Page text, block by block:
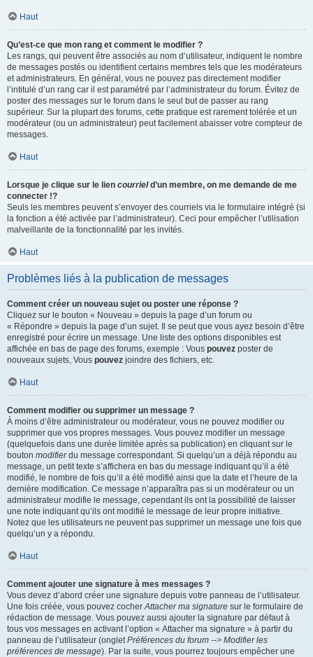
Haut
Qu’est-ce que mon rang et comment le modifier ?
Les rangs, qui peuvent être associés au nom d’utilisateur, indiquent le nombre
de messages postés ou identifient certains membres tels que les modérateurs
et administrateurs. En général, vous ne pouvez pas directement modifier
l’intitulé d’un rang car il est paramétré par l’administrateur du forum. Évitez de
poster des messages sur le forum dans le seul but de passer au rang
supérieur. Sur la plupart des forums, cette pratique est rarement tolérée et un
modérateur (ou un administrateur) peut facilement abaisser votre compteur de
messages.
Haut
Lorsque je clique sur le lien courrield’un membre, on me demande de me
connecter !?
Seuls les membres peuvent s’envoyer des courriels via le formulaire intégré (si
la fonction a été activée par l’administrateur). Ceci pour empêcher l’utilisation
malveillante de la fonctionnalité par les invités.
Haut
Problèmes liés à la publication de messages
Comment créer un nouveau sujet ou poster une réponse ?
Cliquez sur le bouton « Nouveau » depuis la page d’un forum ou
« Répondre » depuis la page d’un sujet. Il se peut que vous ayez besoin d’être
enregistré pour écrire un message. Une liste des options disponibles est
affichée en bas de page des forums, exemple : Vous pouvez poster de
nouveaux sujets, Vous pouvez joindre des fichiers, etc.
Haut
Comment modifier ou supprimer un message ?
À moins d’être administrateur ou modérateur, vous ne pouvez modifier ou
supprimer que vos propres messages. Vous pouvez modifier un message
(quelquefois dans une durée limitée après sa publication) en cliquant sur le
bouton modifierdu message correspondant. Si quelqu’un a déjà répondu au
message, un petit texte s’affichera en bas du message indiquant qu’il a été
modifié, le nombre de fois qu’il a été modifié ainsi que la date et l’heure de la
dernière modification. Ce message n’apparaîtra pas si un modérateur ou un
administrateur modifie le message, cependant ils ont la possibilité de laisser
une note indiquant qu’ils ont modifié le message de leur propre initiative.
Notez que les utilisateurs ne peuvent pas supprimer un message une fois que
quelqu’un y a répondu.
Haut
Comment ajouter une signature à mes messages ?
Vous devez d’abord créer une signature depuis votre panneau de l’utilisateur.
Une fois créée, vous pouvez cocherAttacher ma signature sur le formulaire de
rédaction de message. Vous pouvez aussi ajouter la signature par défaut à
tous vos messages en activant l’option « Attacher ma signature » à partir du
panneau de l’utilisateur (ongletPréférences du forum --> Modifier les
préférences de message). Par la suite, vous pourrez toujours empêcher une